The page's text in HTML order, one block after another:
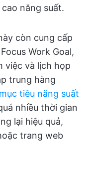
năng suất.
còn cung cấp
Work Goal,
việc và lịch họp
trung hàng
mục tiêu năng suất
nhiều thời gian
lại hiệu quả,
trang web